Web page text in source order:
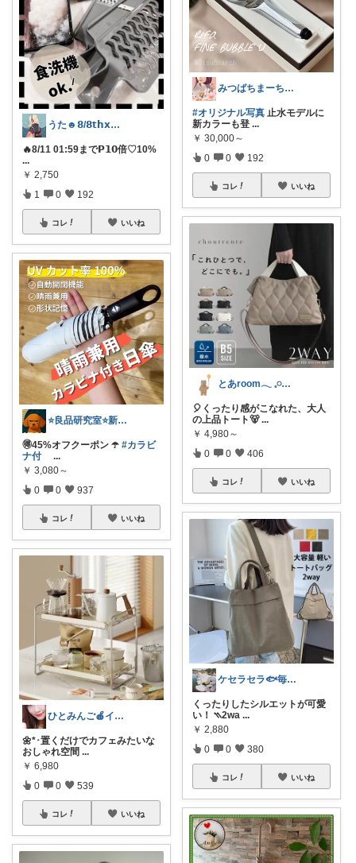
うた☻𝟴/𝟴𝘁𝗵𝘅ᜊ⍤⃝ᜊ
🔥8/11 01:59まで𝗣𝟭𝟬倍♡10%
...
￥ 2,750
1 0 192
コレ いいね
⭐良品研究室⭐新潟県民のオススメ🍙お米
🉐45%オフクーポン ☂️ #カラビ
ナ付
...
￥ 3,080～
0 0 937
コレ いいね
ひとみんご🍎‪インテリア雑貨
🌼*･置くだけでカフェみたいな
おしゃれ空間 ...
￥ 6,980
0 0 539
コレ いいね
みつばちまーちᵀᴴᴬᴺᴷ ᵞᴼᵁ ◡̈*
#オリジナル写真 止水モデルに
新カラーも登 ...
￥ 30,000～
0 0 192
コレ いいね
とあroom𓂃 𓈒𓏸心地よい衣食住
🎈くったり感がこなれた、大人
の上品トート🐻 ...
￥ 4,980～
0 0 406
コレ いいね
ケセラセラ🐟毎日を快適にするアイテム
くったりしたシルエットが可愛
い！ ⳹2wa ...
￥ 2,880
0 0 380
コレ いいね